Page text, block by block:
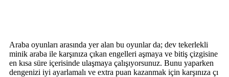
Araba oyunları arasında yer alan bu oyunlar da; dev tekerlekli
minik araba ile karşınıza çıkan engelleri aşmaya ve bitiş çizgisine
en kısa süre içerisinde ulaşmaya çalışıyorsunuz. Bunu yaparken
dengenizi iyi ayarlamalı ve extra puan kazanmak için karşınıza çı